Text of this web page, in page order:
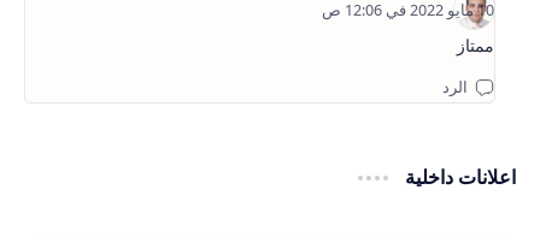
ممتاز
اعلانات داخلية